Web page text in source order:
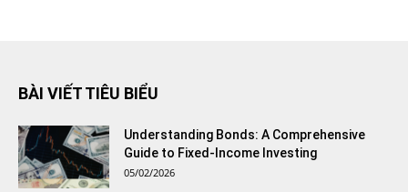
BÀI VIẾT TIÊU BIỂU
Understanding Bonds: A Comprehensive
Guide to Fixed-Income Investing
05/02/2026